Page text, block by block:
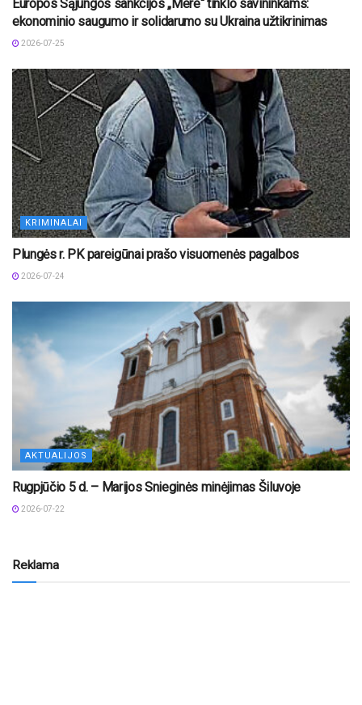
Europos Sąjungos sankcijos „Mere“ tinklo savininkams:
ekonominio saugumo ir solidarumo su Ukraina užtikrinimas
2026-07-25
KRIMINALAI
Plungės r. PK pareigūnai prašo visuomenės pagalbos
2026-07-24
AKTUALIJOS
Rugpjūčio 5 d. – Marijos Snieginės minėjimas Šiluvoje
2026-07-22
Reklama